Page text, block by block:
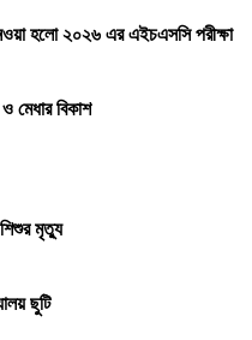
হলো ২০২৬ এর এইচএসসি পরীক্ষা
মেধার বিকাশ
মৃত্যু
ছুটি